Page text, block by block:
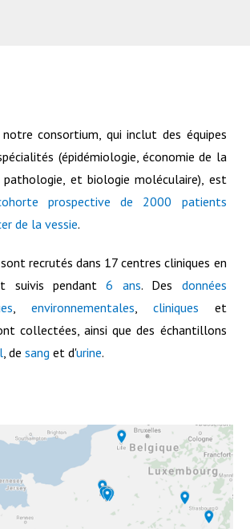
consortium, qui inclut des équipes
(épidémiologie, économie de la
pathologie, et biologie moléculaire), est
prospective de 2000 patients
de la vessie.
recrutés dans 17 centres cliniques en
suivis pendant6 ans. Des données
,environnementales, cliniques et
collectées, ainsi que des échantillons
, desanget d'urine.